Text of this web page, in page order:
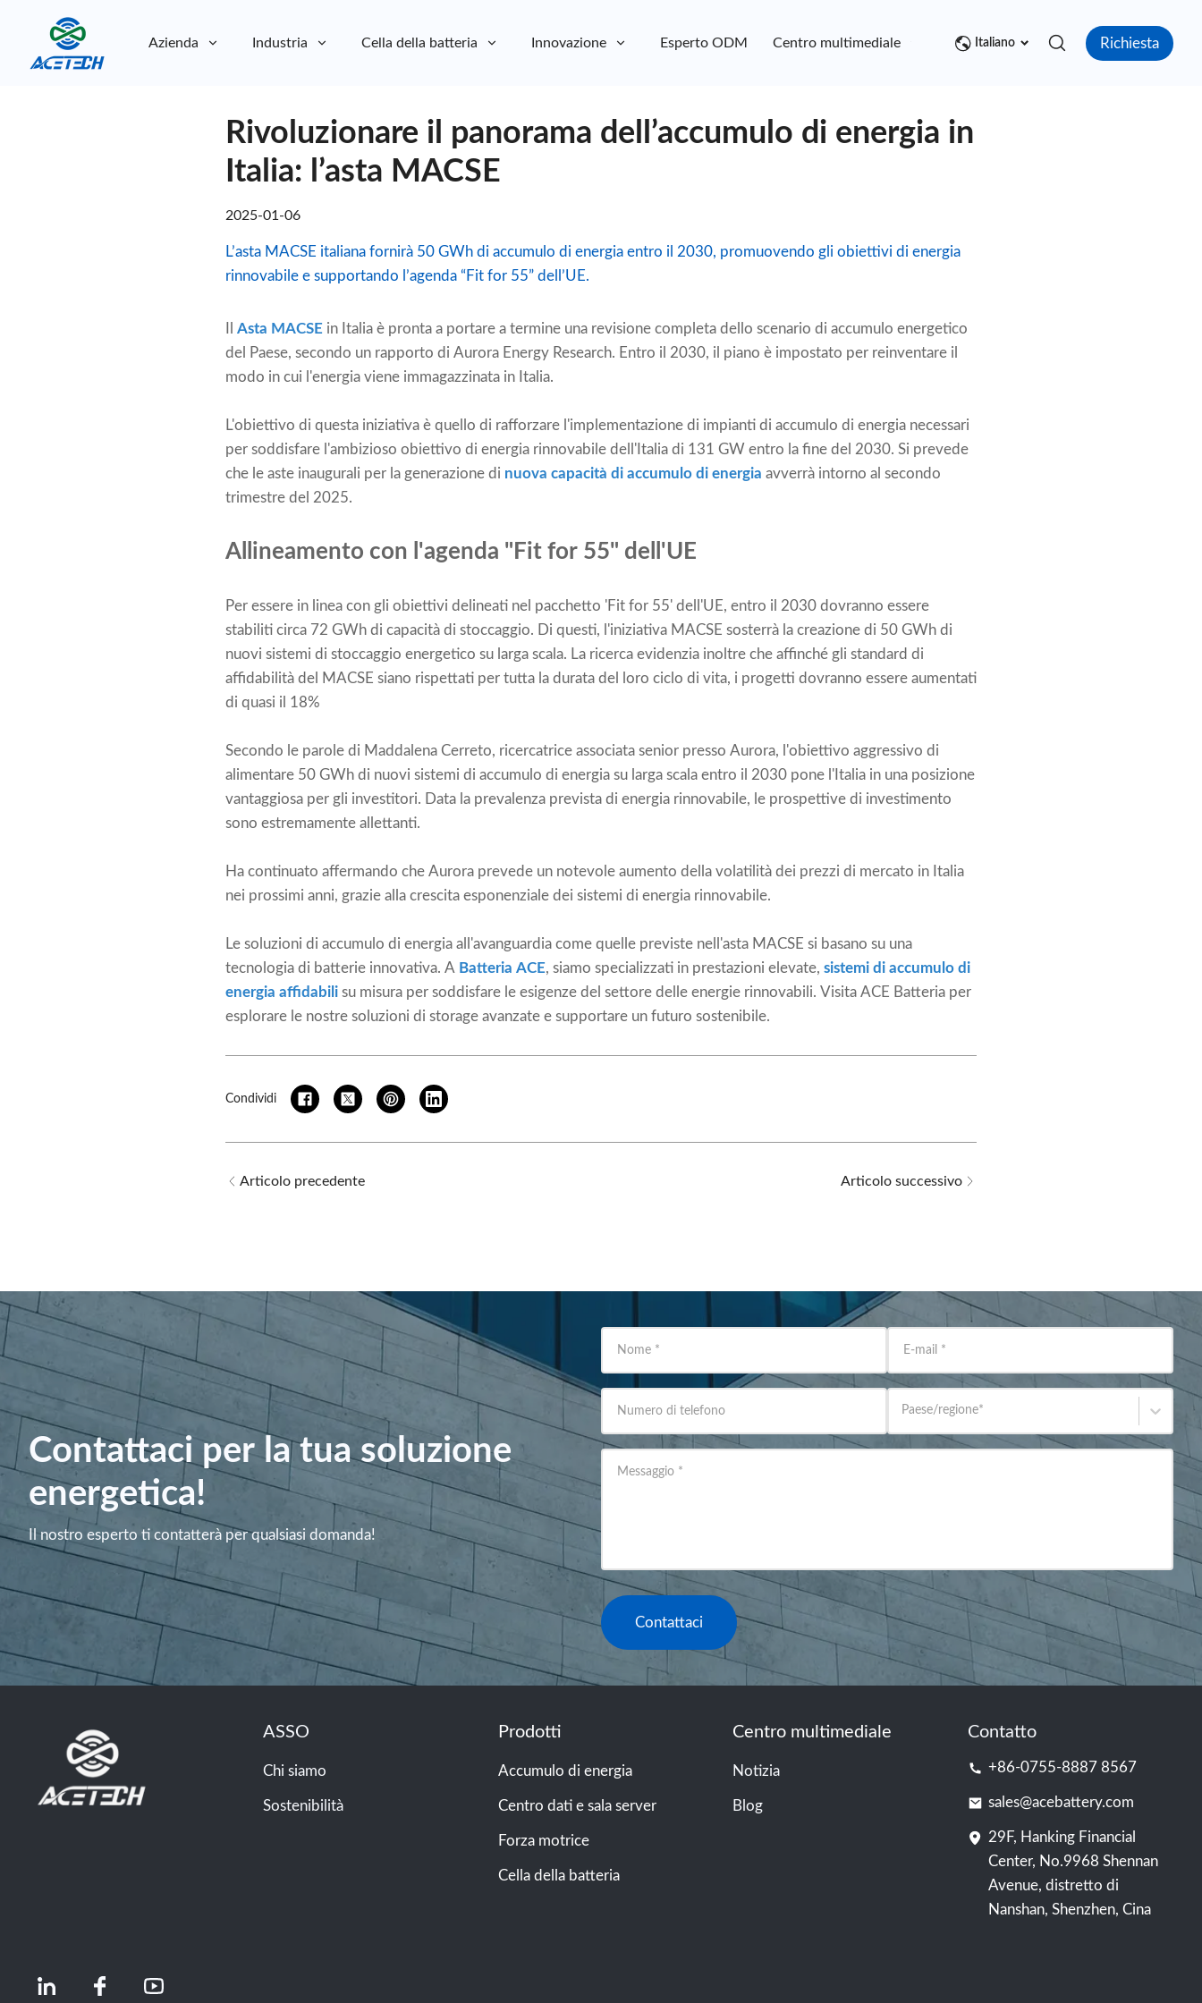
Azienda Industria Cella della batteria Innovazione Esperto ODM Centro multimediale Contatto
Italiano Richiesta
Rivoluzionare il panorama dell’accumulo di energia in
Italia: l’asta MACSE
2025-01-06
L’asta MACSE italiana fornirà 50 GWh di accumulo di energia entro il 2030, promuovendo gli obiettivi di energia
rinnovabile e supportando l’agenda “Fit for 55” dell’UE.
Asta MACSE in Italia è pronta a portare a termine una revisione completa dello scenario di accumulo energetico
del Paese, secondo un rapporto di Aurora Energy Research. Entro il 2030, il piano è impostato per reinventare il
modo in cui l'energia viene immagazzinata in Italia.
L'obiettivo di questa iniziativa è quello di rafforzare l'implementazione di impianti di accumulo di energia necessari
per soddisfare l'ambizioso obiettivo di energia rinnovabile dell'Italia di 131 GW entro la fine del 2030. Si prevede
che le aste inaugurali per la generazione di nuova capacità di accumulo di energia avverrà intorno al secondo
trimestre del 2025.
Allineamento con l'agenda "Fit for 55" dell'UE
Per essere in linea con gli obiettivi delineati nel pacchetto 'Fit for 55' dell'UE, entro il 2030 dovranno essere
stabiliti circa 72 GWh di capacità di stoccaggio. Di questi, l'iniziativa MACSE sosterrà la creazione di 50 GWh di
nuovi sistemi di stoccaggio energetico su larga scala. La ricerca evidenzia inoltre che affinché gli standard di
affidabilità del MACSE siano rispettati per tutta la durata del loro ciclo di vita, i progetti dovranno essere aumentati
di quasi il 18%
Secondo le parole di Maddalena Cerreto, ricercatrice associata senior presso Aurora, l'obiettivo aggressivo di
alimentare 50 GWh di nuovi sistemi di accumulo di energia su larga scala entro il 2030 pone l'Italia in una posizione
vantaggiosa per gli investitori. Data la prevalenza prevista di energia rinnovabile, le prospettive di investimento
sono estremamente allettanti.
Ha continuato affermando che Aurora prevede un notevole aumento della volatilità dei prezzi di mercato in Italia
nei prossimi anni, grazie alla crescita esponenziale dei sistemi di energia rinnovabile.
Le soluzioni di accumulo di energia all'avanguardia come quelle previste nell'asta MACSE si basano su una
tecnologia di batterie innovativa. A Batteria ACE, siamo specializzati in prestazioni elevate, sistemi di accumulo di
energia affidabili su misura per soddisfare le esigenze del settore delle energie rinnovabili. Visita ACE Batteria per
esplorare le nostre soluzioni di storage avanzate e supportare un futuro sostenibile.
Condividi
Articolo precedente Articolo successivo
Contattaci per la tua soluzione
energetica!
Il nostro esperto ti contatterà per qualsiasi domanda!
Nome * E-mail *
Numero di telefono Paese/regione*
Messaggio *
Contattaci
ASSO
Chi siamo
Sostenibilità
Prodotti
Accumulo di energia
Centro dati e sala server
Forza motrice
Cella della batteria
Centro multimediale
Notizia
Blog
Contatto
+86-0755-8887 8567
sales@acebattery.com
29F, Hanking Financial
Center, No.9968 Shennan
Avenue, distretto di
Nanshan, Shenzhen, Cina